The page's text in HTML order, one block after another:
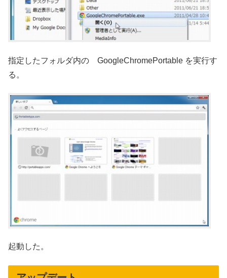
指定したフォルダ内の GoogleChromePortable を実行す
る。
起動した。